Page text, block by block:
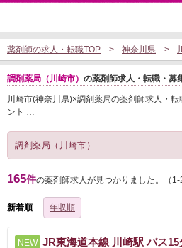
薬剤師の求人・転職TOP 神奈川県
調剤薬局（川崎市） の薬剤師求人・転職・募
川崎市(神奈川県)×調剤薬局の薬剤師求人・
ント …
調剤薬局（川崎市）
165件の薬剤師求人が見つかりました。（1-
新着順 年収順
NEW JR東海道本線 川崎駅 バス15